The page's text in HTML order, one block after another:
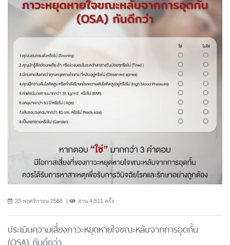
23 พฤศจิกายน 2566 อ่าน 4,511 ครั้ง
ประเมินความเสี่ยงภาวะหยุดหายใจขณะหลับจากการอุดกั้น